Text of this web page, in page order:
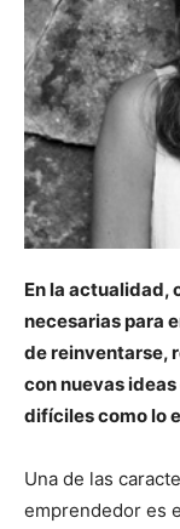
En la actualidad,
necesarias para
de reinventarse,
con nuevas
difíciles como lo
Una de las
emprendedor es